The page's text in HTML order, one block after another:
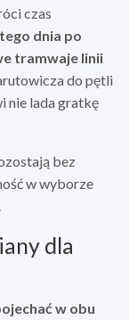
czas
dnia po
tramwaje linii
do pętli
nie lada gratkę
bez
w wyborze
dla
w obu